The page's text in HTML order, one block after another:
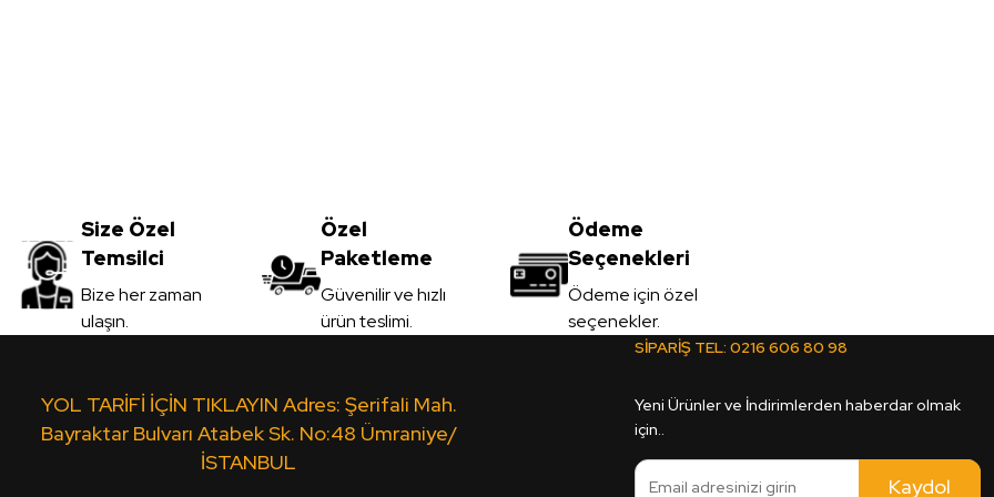
Gönder
1.005,00
KDV Dahil
Sipariş Ver
Sarı Çift Yüz Boyalı Mdf 2,7*1700*2100mm Turuncu Çift Yüz Boyalı Mdf 2,7*1700*2100mm
Size Özel
Temsilci
Bize her zaman
ulaşın.
Özel
Paketleme
Güvenilir ve hızlı
ürün teslimi.
Ödeme
Seçenekleri
Ödeme için özel
seçenekler.
YOL TARİFİ İÇİN TIKLAYIN Adres: Şerifali Mah.
Bayraktar Bulvarı Atabek Sk. No:48 Ümraniye/
İSTANBUL
SİPARİŞ TEL: 0216 606 80 98
Yeni Ürünler ve İndirimlerden haberdar olmak
için..
Kaydol